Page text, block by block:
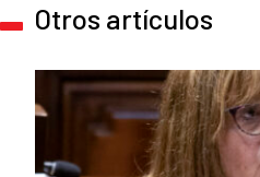
Otros artículos